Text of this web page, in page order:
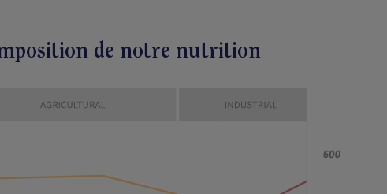
de notre nutrition